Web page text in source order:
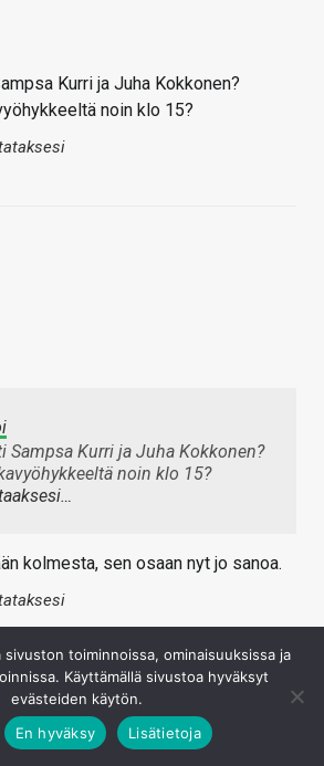
Kurri ja Juha Kokkonen?
noin klo 15?
Sampsa Kurri ja Juha Kokkonen?
noin klo 15?
kolmesta, sen osaan nyt jo sanoa.
sivuston toiminnoissa, ominaisuuksissa ja
Käyttämällä sivustoa hyväksyt
evästeiden käytön.
En hyväksy Lisätietoja